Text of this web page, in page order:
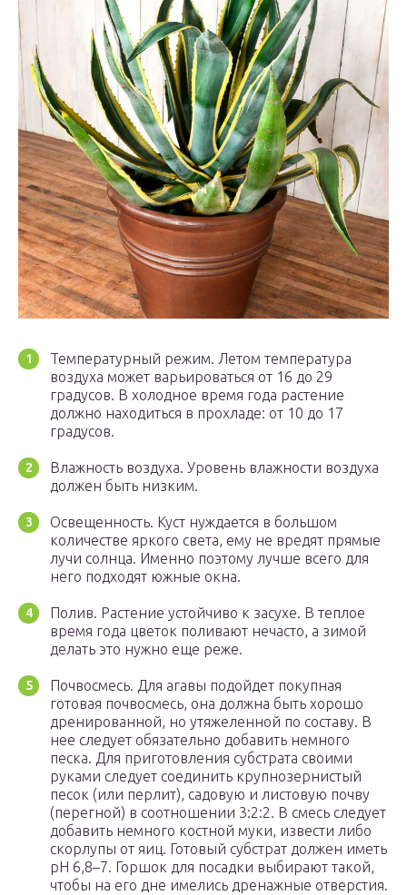
Температурный режим. Летом температура
воздуха может варьироваться от 16 до 29
градусов. В холодное время года растение
должно находиться в прохладе: от 10 до 17
градусов.
Влажность воздуха. Уровень влажности воздуха
должен быть низким.
Освещенность. Куст нуждается в большом
количестве яркого света, ему не вредят прямые
лучи солнца. Именно поэтому лучше всего для
него подходят южные окна.
Полив. Растение устойчиво к засухе. В теплое
время года цветок поливают нечасто, а зимой
делать это нужно еще реже.
Почвосмесь. Для агавы подойдет покупная
готовая почвосмесь, она должна быть хорошо
дренированной, но утяжеленной по составу. В
нее следует обязательно добавить немного
песка. Для приготовления субстрата своими
руками следует соединить крупнозернистый
песок (или перлит), садовую и листовую почву
(перегной) в соотношении 3:2:2. В смесь следует
добавить немного костной муки, извести либо
скорлупы от яиц. Готовый субстрат должен иметь
рН 6,8–7. Горшок для посадки выбирают такой,
чтобы на его дне имелись дренажные отверстия.